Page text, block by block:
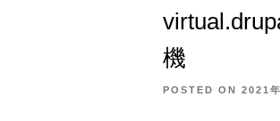
機
POSTED ON 2021